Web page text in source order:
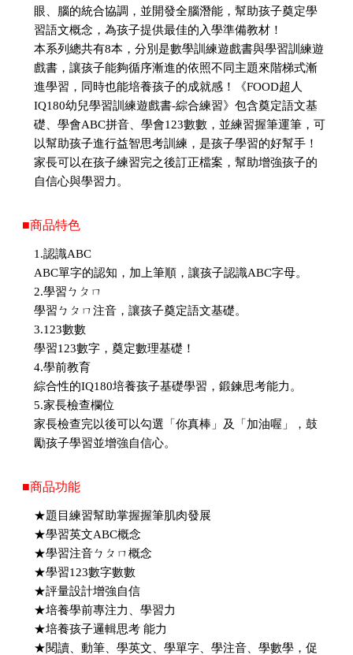
眼、腦的統合協調，並開發全腦潛能，幫助孩子奠定學
習語文概念，為孩子提供最佳的入學準備教材！
本系列總共有8本，分別是數學訓練遊戲書與學習訓練遊
戲書，讓孩子能夠循序漸進的依照不同主題來階梯式漸
進學習，同時也能培養孩子的成就感！《FOOD超人
IQ180幼兒學習訓練遊戲書-綜合練習》包含奠定語文基
礎、學會ABC拼音、學會123數數，並練習握筆運筆，可
以幫助孩子進行益智思考訓練，是孩子學習的好幫手！
家長可以在孩子練習完之後訂正檔案，幫助增強孩子的
自信心與學習力。
■商品特色
1.認識ABC
ABC單字的認知，加上筆順，讓孩子認識ABC字母。
2.學習ㄅㄆㄇ
學習ㄅㄆㄇ注音，讓孩子奠定語文基礎。
3.123數數
學習123數字，奠定數理基礎！
4.學前教育
綜合性的IQ180培養孩子基礎學習，鍛鍊思考能力。
5.家長檢查欄位
家長檢查完以後可以勾選「你真棒」及「加油喔」，鼓
勵孩子學習並增強自信心。
■商品功能
★題目練習幫助掌握握筆肌肉發展
★學習英文ABC概念
★學習注音ㄅㄆㄇ概念
★學習123數字數數
★評量設計增強自信
★培養學前專注力、學習力
★培養孩子邏輯思考 能力
★閱讀、動筆、學英文、學單字、學注音、學數學，促